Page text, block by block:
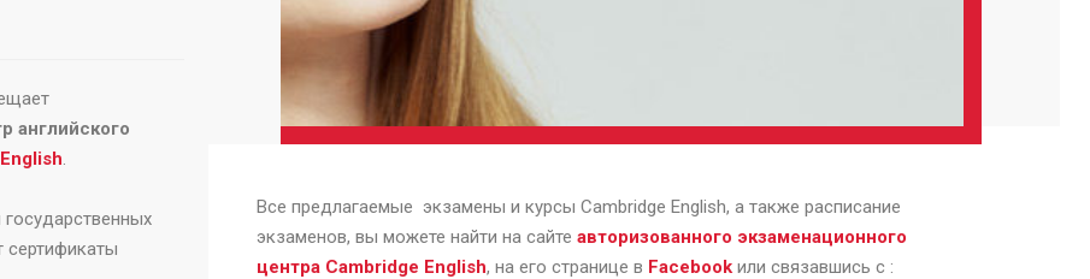
английского
.
государственных
сертификаты
Все предлагаемые экзамены и курсы Cambridge English, а также расписание
экзаменов, вы можете найти на сайте авторизованного экзаменационного
центра Cambridge English, на его странице в Facebook или связавшись с :